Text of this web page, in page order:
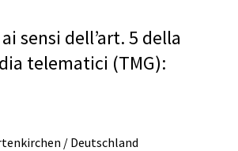
sensi dell’art. 5 della
telematici (TMG):
/ Deutschland